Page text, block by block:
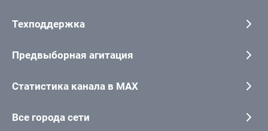
Техподдержка
Предвыборная агитация
Статистика канала в MAX
Все города сети